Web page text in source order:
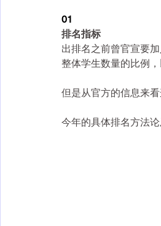
01
排名指标
出排名之前曾官宣要
整体学生数量的比例
但是从官方的信息来
今年的具体排名方法